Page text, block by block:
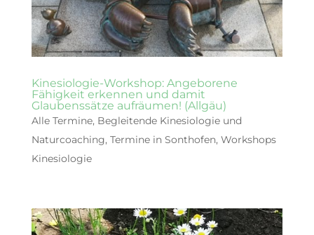
Kinesiologie-Workshop: Angeborene
Fähigkeit erkennen und damit
Glaubenssätze aufräumen! (Allgäu)
Alle Termine, Begleitende Kinesiologie und
Naturcoaching, Termine in Sonthofen, Workshops
Kinesiologie